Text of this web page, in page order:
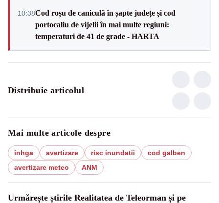
10:38Cod roșu de caniculă în șapte județe și cod
portocaliu de vijelii în mai multe regiuni:
temperaturi de 41 de grade - HARTA
Distribuie articolul
Mai multe articole despre
inhga avertizare risc inundatii
cod galben
avertizare meteo
ANM
Urmărește știrile Realitatea de Teleorman și pe